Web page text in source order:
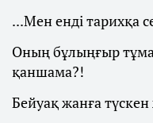
...Мен енді тарихқа
Оның бұлыңғыр
қаншама?!
Бейуақ жанға